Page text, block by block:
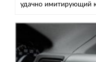
удачно имитирующий